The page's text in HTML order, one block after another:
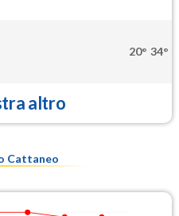
20° 34°
altro
Cattaneo